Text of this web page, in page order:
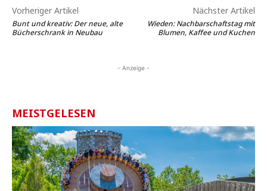
Vorheriger Artikel
Bunt und kreativ: Der neue, alte
Bücherschrank in Neubau
Nächster Artikel
Wieden: Nachbarschaftstag mit
Blumen, Kaffee und Kuchen
- Anzeige -
MEISTGELESEN